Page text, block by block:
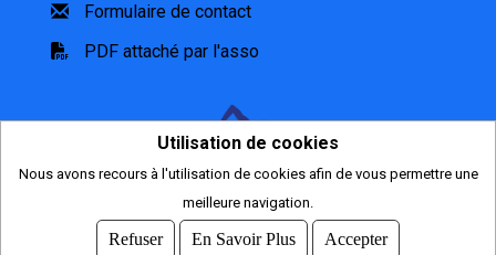
Formulaire de contact
PDF attaché par l'asso
2026
© COMITI -CGVU
OPTIMISÉ POUR CHROME ET FIREFOX
Utilisation de cookies
Nous avons recours à l'utilisation de cookies afin de vous permettre une
meilleure navigation.
Refuser En Savoir Plus Accepter